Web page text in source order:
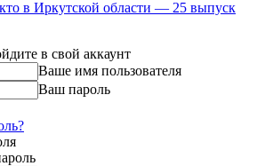
в Иркутской области — 25 выпуск
в свой аккаунт
Ваше имя пользователя
Ваш пароль